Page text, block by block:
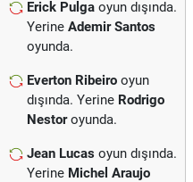
Erick Pulga oyun dışında.
Yerine Ademir Santos
oyunda.
Everton Ribeiro oyun
dışında. Yerine Rodrigo
Nestoroyunda.
Jean Lucas oyun dışında.
Yerine Michel Araujo